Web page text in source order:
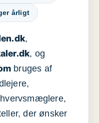
årligt
,
, og
bruges af
der ønsker